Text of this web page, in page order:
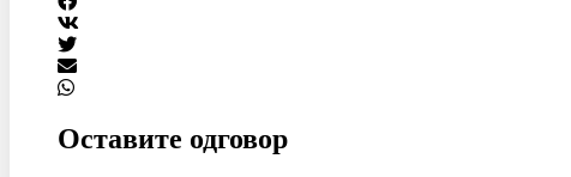
Оставите одговор